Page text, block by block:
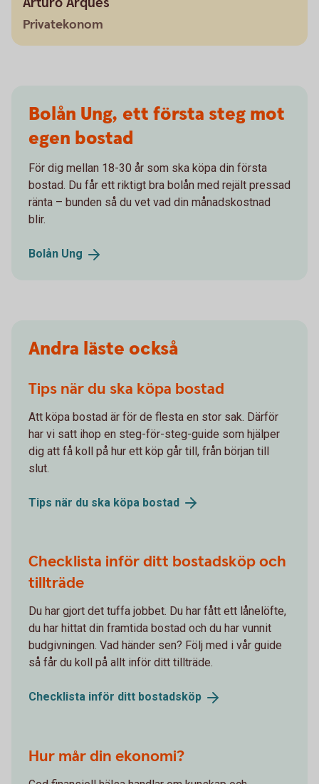
Privatekonom
Bolån Ung, ett första steg mot
egen bostad
För dig mellan 18-30 år som ska köpa din första
bostad. Du får ett riktigt bra bolån med rejält pressad
ränta – bunden så du vet vad din månadskostnad
blir.
Bolån Ung
Andra läste också
Tips när du ska köpa bostad
Att köpa bostad är för de flesta en stor sak. Därför
har vi satt ihop en steg-för-steg-guide som hjälper
dig att få koll på hur ett köp går till, från början till
slut.
Tips när du ska köpa bostad
Checklista inför ditt bostadsköp och
tillträde
Du har gjort det tuffa jobbet. Du har fått ett lånelöfte,
du har hittat din framtida bostad och du har vunnit
budgivningen. Vad händer sen? Följ med i vår guide
så får du koll på allt inför ditt tillträde.
Checklista inför ditt bostadsköp
Hur mår din ekonomi?